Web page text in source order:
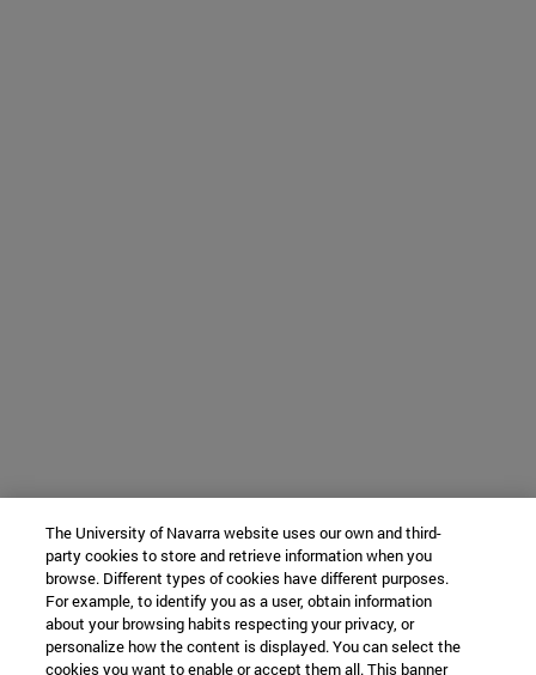
The University of Navarra website uses our own and third-
party cookies to store and retrieve information when you
browse. Different types of cookies have different purposes.
For example, to identify you as a user, obtain information
about your browsing habits respecting your privacy, or
personalize how the content is displayed. You can select the
cookies you want to enable or accept them all. This banner